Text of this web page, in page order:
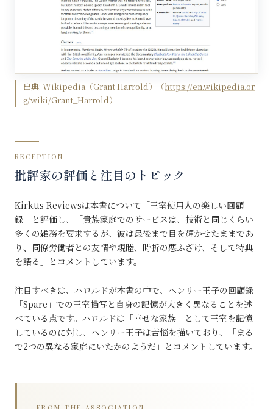
出典: Wikipedia（Grant Harrold） （https://en.wikipedia.or
g/wiki/Grant_Harrold）
RECEPTION
批評家の評価と注目のトピック
Kirkus Reviewsは本書について「王室使用人の楽しい回顧
録」と評価し、「貴族家庭でのサービスは、技術と同じくらい
多くの雑務を要求するが、彼は最後まで目を輝かせたままであ
り、同僚労働者との友情や親睦、時折の悪ふざけ、そして特典
を語る」とコメントしています。
注目すべきは、ハロルドが本書の中で、ヘンリー王子の回顧録
「Spare」での王室描写と自身の記憶が大きく異なることを述
べている点です。ハロルドは「幸せな家族」として王室を記憶
しているのに対し、ヘンリー王子は苦悩を描いており、「まる
で2つの異なる家庭にいたかのようだ」とコメントしています。